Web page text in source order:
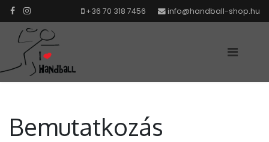
+36 70 318 7456 info@handball-shop.hu
Bemutatkozás